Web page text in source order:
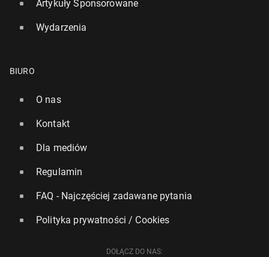
Artykuły Sponsorowane
Wydarzenia
BIURO
O nas
Kontakt
Dla mediów
Regulamin
FAQ - Najczęściej zadawane pytania
Polityka prywatności / Cookies
DOŁĄCZ DO NAS: